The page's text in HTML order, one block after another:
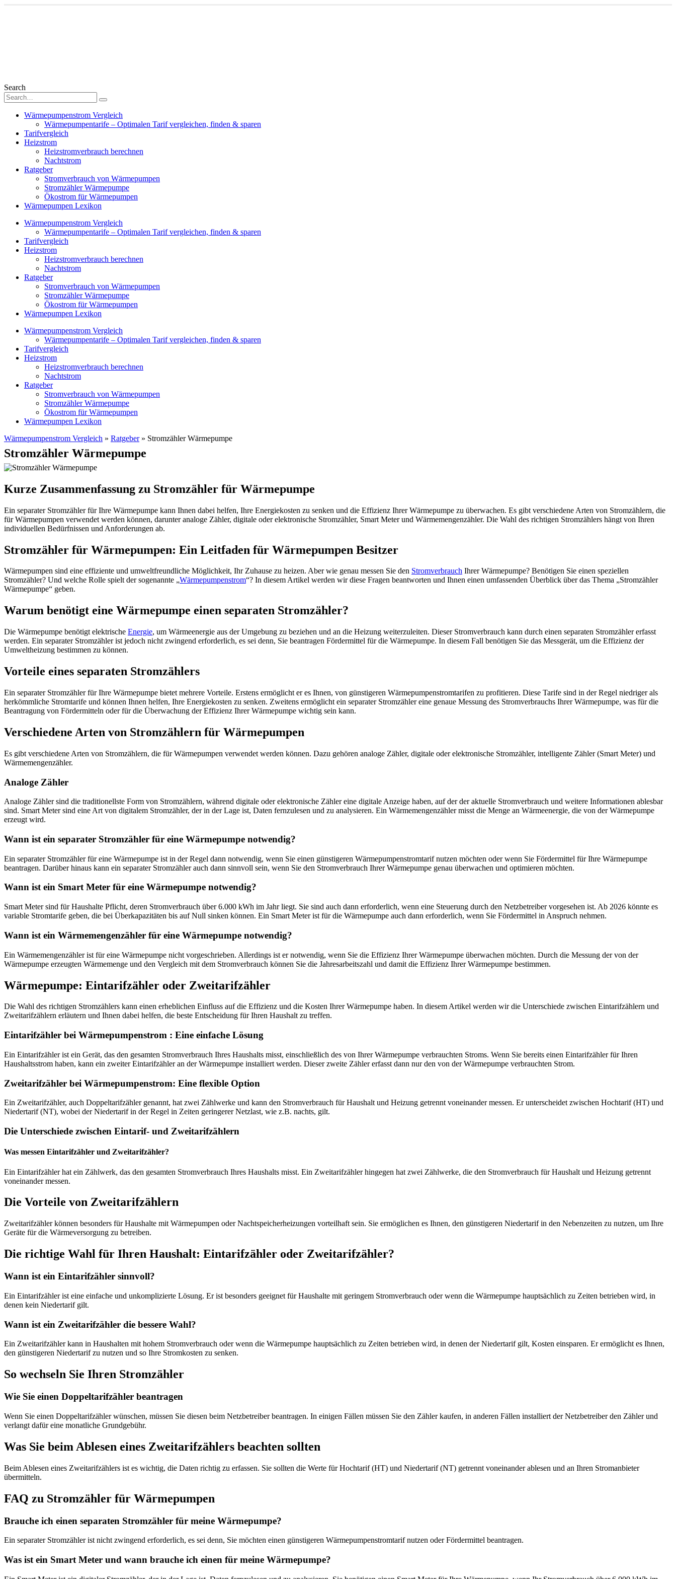
Search
Wärmepumpenstrom Vergleich
Wärmepumpentarife – Optimalen Tarif vergleichen, finden & sparen
Tarifvergleich
Heizstrom
Heizstromverbrauch berechnen
Nachtstrom
Ratgeber
Stromverbrauch von Wärmepumpen
Stromzähler Wärmepumpe
Ökostrom für Wärmepumpen
Wärmepumpen Lexikon
Wärmepumpenstrom Vergleich
Wärmepumpentarife – Optimalen Tarif vergleichen, finden & sparen
Tarifvergleich
Heizstrom
Heizstromverbrauch berechnen
Nachtstrom
Ratgeber
Stromverbrauch von Wärmepumpen
Stromzähler Wärmepumpe
Ökostrom für Wärmepumpen
Wärmepumpen Lexikon
Wärmepumpenstrom Vergleich
Wärmepumpentarife – Optimalen Tarif vergleichen, finden & sparen
Tarifvergleich
Heizstrom
Heizstromverbrauch berechnen
Nachtstrom
Ratgeber
Stromverbrauch von Wärmepumpen
Stromzähler Wärmepumpe
Ökostrom für Wärmepumpen
Wärmepumpen Lexikon
Wärmepumpenstrom Vergleich » Ratgeber» Stromzähler Wärmepumpe
Stromzähler Wärmepumpe
Kurze Zusammenfassung zu Stromzähler für Wärmepumpe
Ein separater Stromzähler für Ihre Wärmepumpe kann Ihnen dabei helfen, Ihre Energiekosten zu senken und die Effizienz Ihrer Wärmepumpe zu überwachen. Es gibt verschiedene Arten von Stromzählern, die
für Wärmepumpen verwendet werden können, darunter analoge Zähler, digitale oder elektronische Stromzähler, Smart Meter und Wärmemengenzähler. Die Wahl des richtigen Stromzählers hängt von Ihren
individuellen Bedürfnissen und Anforderungen ab.
Stromzähler für Wärmepumpen: Ein Leitfaden für Wärmepumpen Besitzer
Wärmepumpen sind eine effiziente und umweltfreundliche Möglichkeit, Ihr Zuhause zu heizen. Aber wie genau messen Sie den Stromverbrauch Ihrer Wärmepumpe? Benötigen Sie einen speziellen
Stromzähler? Und welche Rolle spielt der sogenannte „Wärmepumpenstrom“? In diesem Artikel werden wir diese Fragen beantworten und Ihnen einen umfassenden Überblick über das Thema „Stromzähler
Wärmepumpe“ geben.
Warum benötigt eine Wärmepumpe einen separaten Stromzähler?
Die Wärmepumpe benötigt elektrische Energie, um Wärmeenergie aus der Umgebung zu beziehen und an die Heizung weiterzuleiten. Dieser Stromverbrauch kann durch einen separaten Stromzähler erfasst
werden. Ein separater Stromzähler ist jedoch nicht zwingend erforderlich, es sei denn, Sie beantragen Fördermittel für die Wärmepumpe. In diesem Fall benötigen Sie das Messgerät, um die Effizienz der
Umweltheizung bestimmen zu können.
Vorteile eines separaten Stromzählers
Ein separater Stromzähler für Ihre Wärmepumpe bietet mehrere Vorteile. Erstens ermöglicht er es Ihnen, von günstigeren Wärmepumpenstromtarifen zu profitieren. Diese Tarife sind in der Regel niedriger als
herkömmliche Stromtarife und können Ihnen helfen, Ihre Energiekosten zu senken. Zweitens ermöglicht ein separater Stromzähler eine genaue Messung des Stromverbrauchs Ihrer Wärmepumpe, was für die
Beantragung von Fördermitteln oder für die Überwachung der Effizienz Ihrer Wärmepumpe wichtig sein kann.
Verschiedene Arten von Stromzählern für Wärmepumpen
Es gibt verschiedene Arten von Stromzählern, die für Wärmepumpen verwendet werden können. Dazu gehören analoge Zähler, digitale oder elektronische Stromzähler, intelligente Zähler (Smart Meter) und
Wärmemengenzähler.
Analoge Zähler
Analoge Zähler sind die traditionellste Form von Stromzählern, während digitale oder elektronische Zähler eine digitale Anzeige haben, auf der der aktuelle Stromverbrauch und weitere Informationen ablesbar
sind. Smart Meter sind eine Art von digitalem Stromzähler, der in der Lage ist, Daten fernzulesen und zu analysieren. Ein Wärmemengenzähler misst die Menge an Wärmeenergie, die von der Wärmepumpe
erzeugt wird.
Wann ist ein separater Stromzähler für eine Wärmepumpe notwendig?
Ein separater Stromzähler für eine Wärmepumpe ist in der Regel dann notwendig, wenn Sie einen günstigeren Wärmepumpenstromtarif nutzen möchten oder wenn Sie Fördermittel für Ihre Wärmepumpe
beantragen. Darüber hinaus kann ein separater Stromzähler auch dann sinnvoll sein, wenn Sie den Stromverbrauch Ihrer Wärmepumpe genau überwachen und optimieren möchten.
Wann ist ein Smart Meter für eine Wärmepumpe notwendig?
Smart Meter sind für Haushalte Pflicht, deren Stromverbrauch über 6.000 kWh im Jahr liegt. Sie sind auch dann erforderlich, wenn eine Steuerung durch den Netzbetreiber vorgesehen ist. Ab 2026 könnte es
variable Stromtarife geben, die bei Überkapazitäten bis auf Null sinken können. Ein Smart Meter ist für die Wärmepumpe auch dann erforderlich, wenn Sie Fördermittel in Anspruch nehmen.
Wann ist ein Wärmemengenzähler für eine Wärmepumpe notwendig?
Ein Wärmemengenzähler ist für eine Wärmepumpe nicht vorgeschrieben. Allerdings ist er notwendig, wenn Sie die Effizienz Ihrer Wärmepumpe überwachen möchten. Durch die Messung der von der
Wärmepumpe erzeugten Wärmemenge und den Vergleich mit dem Stromverbrauch können Sie die Jahresarbeitszahl und damit die Effizienz Ihrer Wärmepumpe bestimmen.
Wärmepumpe: Eintarifzähler oder Zweitarifzähler
Die Wahl des richtigen Stromzählers kann einen erheblichen Einfluss auf die Effizienz und die Kosten Ihrer Wärmepumpe haben. In diesem Artikel werden wir die Unterschiede zwischen Eintarifzählern und
Zweitarifzählern erläutern und Ihnen dabei helfen, die beste Entscheidung für Ihren Haushalt zu treffen.
Eintarifzähler bei Wärmepumpenstrom : Eine einfache Lösung
Ein Eintarifzähler ist ein Gerät, das den gesamten Stromverbrauch Ihres Haushalts misst, einschließlich des von Ihrer Wärmepumpe verbrauchten Stroms. Wenn Sie bereits einen Eintarifzähler für Ihren
Haushaltsstrom haben, kann ein zweiter Eintarifzähler an der Wärmepumpe installiert werden. Dieser zweite Zähler erfasst dann nur den von der Wärmepumpe verbrauchten Strom.
Zweitarifzähler bei Wärmepumpenstrom: Eine flexible Option
Ein Zweitarifzähler, auch Doppeltarifzähler genannt, hat zwei Zählwerke und kann den Stromverbrauch für Haushalt und Heizung getrennt voneinander messen. Er unterscheidet zwischen Hochtarif (HT) und
Niedertarif (NT), wobei der Niedertarif in der Regel in Zeiten geringerer Netzlast, wie z.B. nachts, gilt.
Die Unterschiede zwischen Eintarif- und Zweitarifzählern
Was messen Eintarifzähler und Zweitarifzähler?
Ein Eintarifzähler hat ein Zählwerk, das den gesamten Stromverbrauch Ihres Haushalts misst. Ein Zweitarifzähler hingegen hat zwei Zählwerke, die den Stromverbrauch für Haushalt und Heizung getrennt
voneinander messen.
Die Vorteile von Zweitarifzählern
Zweitarifzähler können besonders für Haushalte mit Wärmepumpen oder Nachtspeicherheizungen vorteilhaft sein. Sie ermöglichen es Ihnen, den günstigeren Niedertarif in den Nebenzeiten zu nutzen, um Ihre
Geräte für die Wärmeversorgung zu betreiben.
Die richtige Wahl für Ihren Haushalt: Eintarifzähler oder Zweitarifzähler?
Wann ist ein Eintarifzähler sinnvoll?
Ein Eintarifzähler ist eine einfache und unkomplizierte Lösung. Er ist besonders geeignet für Haushalte mit geringem Stromverbrauch oder wenn die Wärmepumpe hauptsächlich zu Zeiten betrieben wird, in
denen kein Niedertarif gilt.
Wann ist ein Zweitarifzähler die bessere Wahl?
Ein Zweitarifzähler kann in Haushalten mit hohem Stromverbrauch oder wenn die Wärmepumpe hauptsächlich zu Zeiten betrieben wird, in denen der Niedertarif gilt, Kosten einsparen. Er ermöglicht es Ihnen,
den günstigeren Niedertarif zu nutzen und so Ihre Stromkosten zu senken.
So wechseln Sie Ihren Stromzähler
Wie Sie einen Doppeltarifzähler beantragen
Wenn Sie einen Doppeltarifzähler wünschen, müssen Sie diesen beim Netzbetreiber beantragen. In einigen Fällen müssen Sie den Zähler kaufen, in anderen Fällen installiert der Netzbetreiber den Zähler und
verlangt dafür eine monatliche Grundgebühr.
Was Sie beim Ablesen eines Zweitarifzählers beachten sollten
Beim Ablesen eines Zweitarifzählers ist es wichtig, die Daten richtig zu erfassen. Sie sollten die Werte für Hochtarif (HT) und Niedertarif (NT) getrennt voneinander ablesen und an Ihren Stromanbieter
übermitteln.
FAQ zu Stromzähler für Wärmepumpen
Brauche ich einen separaten Stromzähler für meine Wärmepumpe?
Ein separater Stromzähler ist nicht zwingend erforderlich, es sei denn, Sie möchten einen günstigeren Wärmepumpenstromtarif nutzen oder Fördermittel beantragen.
Was ist ein Smart Meter und wann brauche ich einen für meine Wärmepumpe?